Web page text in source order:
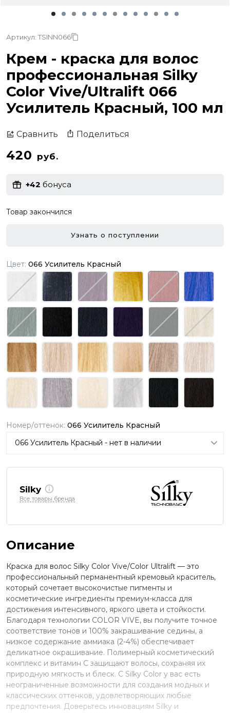
Артикул: TSINN066
Крем - краска для волос
профессиональная Silky
Color Vive/Ultralift 066
Усилитель Красный, 100 мл
Сравнить Поделиться
420 руб.
+42 бонуса
Товар закончился
Узнать о поступлении
Цвет: 066 Усилитель Красный
Номер/оттенок: 066 Усилитель Красный
Silky
Все товары бренда
Описание
Краска для волос Silky Color Vive/Color Ultralift — это
профессиональный перманентный кремовый краситель,
который сочетает высокочистые пигменты и
косметические ингредиенты премиум-класса для
достижения интенсивного, яркого цвета и стойкости.
Благодаря технологии COLOR VIVE, вы получите точное
соответствие тонов и 100% закрашивание седины, а
низкое содержание аммиака (2-4%) обеспечивает
деликатное окрашивание. Полимерный косметический
комплекс и витамин C защищают волосы, сохраняя их
природную мягкость и блеск. С Silky Color у вас есть
неограниченные возможности для создания модных и
классических оттенков, удовлетворяющих любые
предпочтения. Доверьтесь инновациям Silky и